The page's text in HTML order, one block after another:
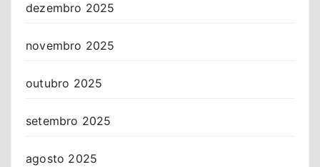
dezembro 2025
novembro 2025
outubro 2025
setembro 2025
agosto 2025